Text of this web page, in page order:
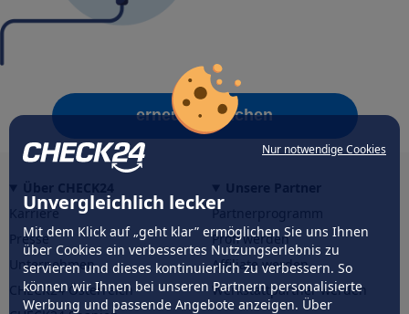
Nur notwendige Cookies
Unvergleichlich lecker
Mit dem Klick auf „geht klar” ermöglichen Sie uns Ihnen
über Cookies ein verbessertes Nutzungserlebnis zu
servieren und dieses kontinuierlich zu verbessern. So
können wir Ihnen bei unseren Partnern personalisierte
Werbung und passende Angebote anzeigen. Über
erneut versuchen
Karriere
Presse
Unternehmen
CHECK24 Österreich
Partnerprogramm
Profi werden
Affiliate werden
Werkstattpartner werden